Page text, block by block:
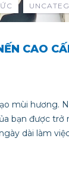
CAO
mùi hương.
bạn được trở
dài làm